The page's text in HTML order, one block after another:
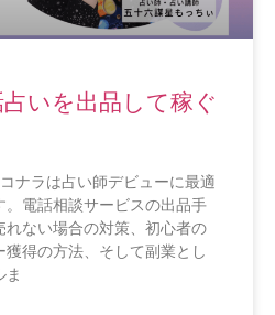
いを出品して稼ぐ
ナラは占い師デビューに最適
。電話相談サービスの出品手
れない場合の対策、初心者の
得の方法、そして副業とし
ま